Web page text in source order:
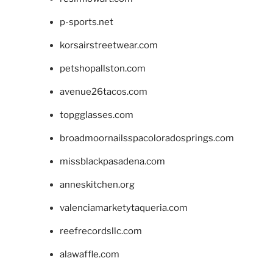
p-sports.net
korsairstreetwear.com
petshopallston.com
avenue26tacos.com
topgglasses.com
broadmoornailsspacoloradosprings.com
missblackpasadena.com
anneskitchen.org
valenciamarketytaqueria.com
reefrecordsllc.com
alawaffle.com